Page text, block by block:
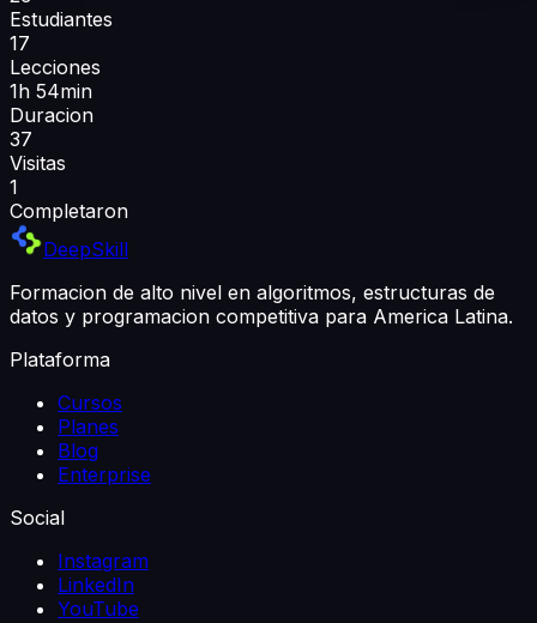
Estudiantes
17
Lecciones
1h 54min
Duracion
37
Visitas
1
Completaron
DeepSkill
Formacion de alto nivel en algoritmos, estructuras de
datos y programacion competitiva para America Latina.
Plataforma
Cursos
Planes
Blog
Enterprise
Social
Instagram
LinkedIn
YouTube